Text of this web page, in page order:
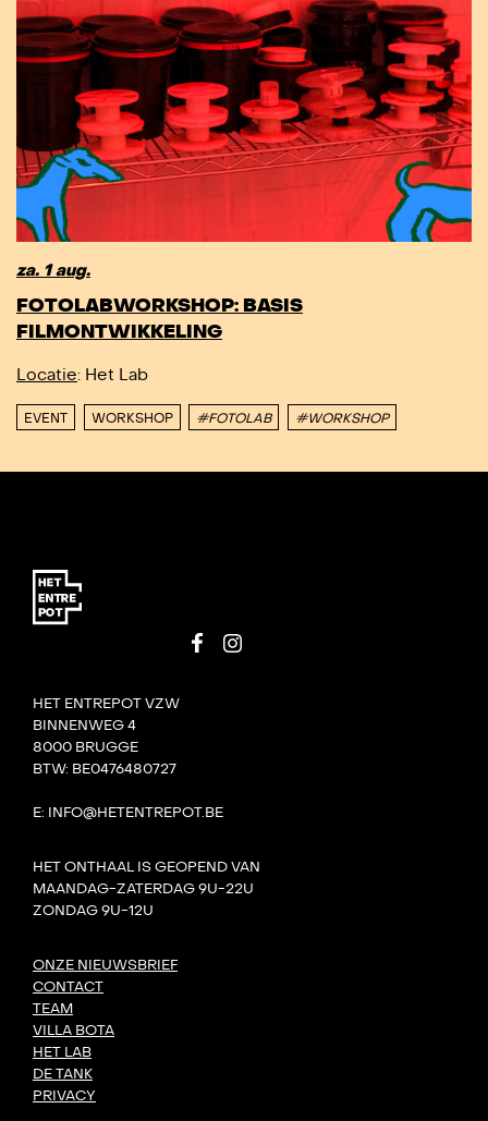
za. 1 aug.
FOTOLABWORKSHOP: BASIS
FILMONTWIKKELING
Locatie: Het Lab
EVENT WORKSHOP #FOTOLAB #WORKSHOP
HET ENTREPOT VZW
BINNENWEG 4
8000 BRUGGE
BTW: BE0476480727
E: INFO@HETENTREPOT.BE
HET ONTHAAL IS GEOPEND VAN
MAANDAG-ZATERDAG 9U-22U
ZONDAG 9U-12U
ONZE NIEUWSBRIEF
CONTACT
TEAM
VILLA BOTA
HET LAB
DE TANK
PRIVACY